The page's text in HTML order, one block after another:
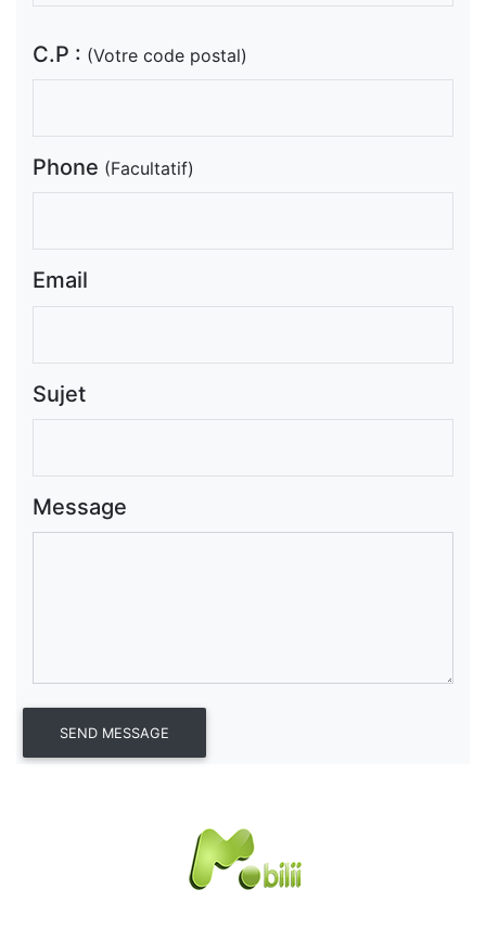
C.P : (Votre code postal)
Phone (Facultatif)
Email
Sujet
Message